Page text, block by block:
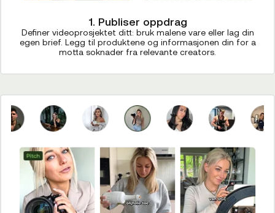
1. Publiser oppdrag
Definer videoprosjektet ditt: bruk malene vare eller lag din
egen brief. Legg til produktene og informasjonen din for a
motta soknader fra relevante creators.